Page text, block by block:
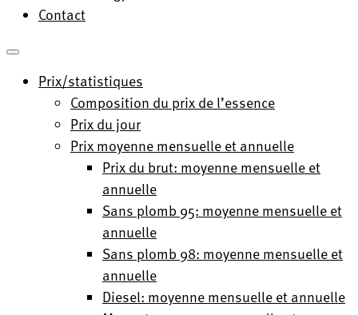
Contact
Prix/statistiques
Composition du prix de l’essence
Prix du jour
Prix moyenne mensuelle et annuelle
Prix du brut: moyenne mensuelle et
annuelle
Sans plomb 95: moyenne mensuelle et
annuelle
Sans plomb 98: moyenne mensuelle et
annuelle
Diesel: moyenne mensuelle et annuelle